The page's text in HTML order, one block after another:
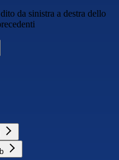
da sinistra a destra dello